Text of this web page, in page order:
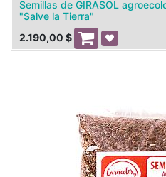
Semillas de GIRASOL
"Salve la Tierra"
2.190,00 $